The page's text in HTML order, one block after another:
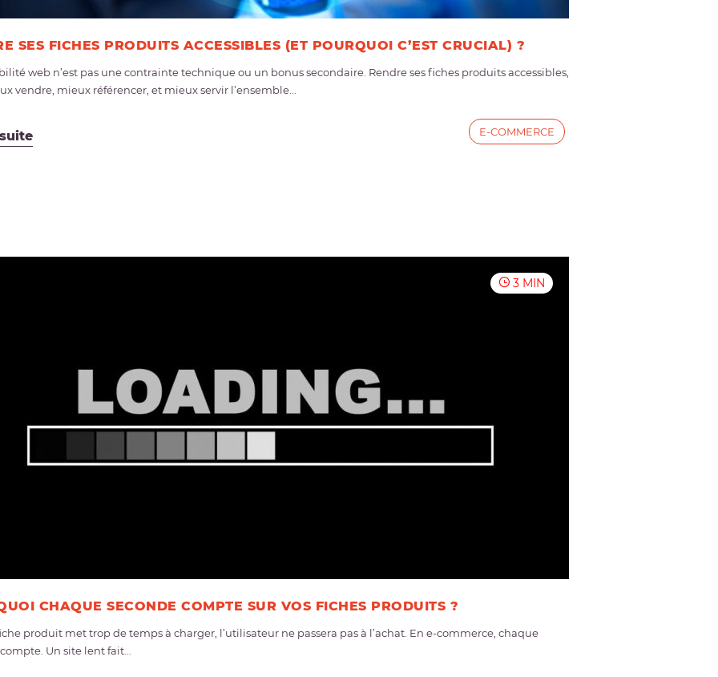
SES FICHES PRODUITS ACCESSIBLES (ET POURQUOI C’EST CRUCIAL) ?
web n’est pas une contrainte technique ou un bonus secondaire. Rendre ses fiches produits accessibles,
vendre, mieux référencer, et mieux servir l’ensemble...
E-COMMERCE
3 MIN
CHAQUE SECONDE COMPTE SUR VOS FICHES PRODUITS ?
produit met trop de temps à charger, l’utilisateur ne passera pas à l’achat. En e-commerce, chaque
Un site lent fait...